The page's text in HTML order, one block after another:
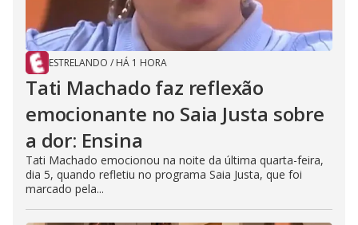
ESTRELANDO / HÁ 1 HORA
Tati Machado faz reflexão
emocionante no Saia Justa sobre
a dor: Ensina
Tati Machado emocionou na noite da última quarta-feira,
dia 5, quando refletiu no programa Saia Justa, que foi
marcado pela...